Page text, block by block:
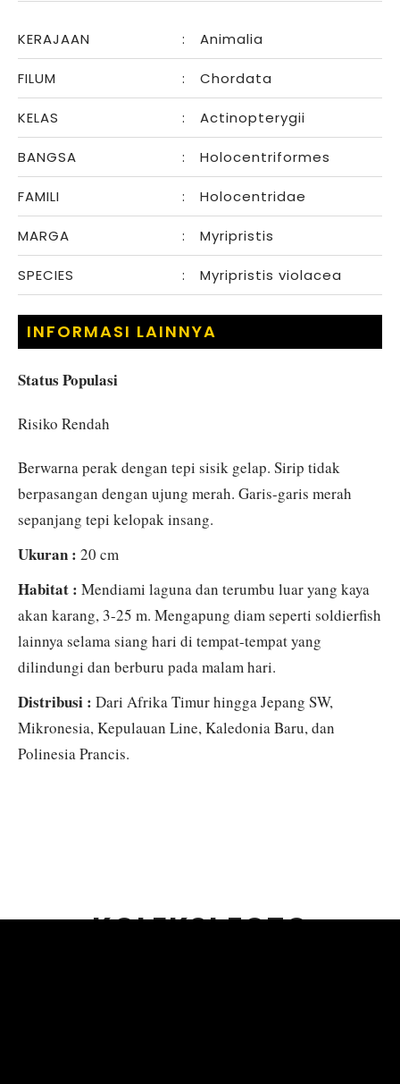
Berwarna perak dengan tepi sisik gelap. Sirip tidak
berpasangan dengan ujung merah. Garis-garis merah
sepanjang tepi kelopak insang.
Ukuran : 20 cm
Habitat : Mendiami laguna dan terumbu luar yang kaya
akan karang, 3-25 m. Mengapung diam seperti soldierfish
lainnya selama siang hari di tempat-tempat yang
dilindungi dan berburu pada malam hari.
Distribusi : Dari Afrika Timur hingga Jepang SW,
Mikronesia, Kepulauan Line, Kaledonia Baru, dan
Polinesia Prancis.
KERAJAAN : Animalia
FILUM : Chordata
KELAS : Actinopterygii
BANGSA : Holocentriformes
FAMILI : Holocentridae
MARGA : Myripristis
SPECIES : Myripristis violacea
INFORMASI LAINNYA
Status Populasi
Risiko Rendah
KOLEKSI FOTO